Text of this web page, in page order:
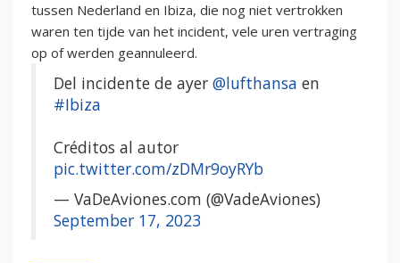
tussen Nederland en Ibiza, die nog niet vertrokken
waren ten tijde van het incident, vele uren vertraging
op of werden geannuleerd.
Del incidente de ayer @lufthansa en
#Ibiza
Créditos al autor
pic.twitter.com/zDMr9oyRYb
— VaDeAviones.com (@VadeAviones)
September 17, 2023